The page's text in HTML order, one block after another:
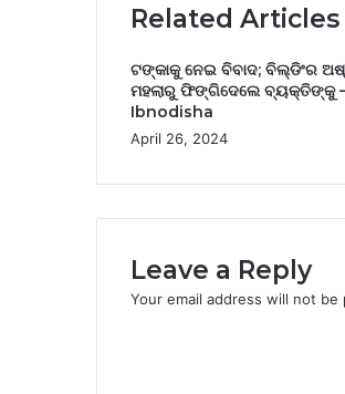
Related Articles
ଟଙ୍କାକୁ ନେଇ ବିବାଦ; ବିଲ୍ଡିଂର
ମହଲାରୁ ଫିଙ୍ଗିଦେଲେ ବ୍ୟକ୍ତିଙ୍କୁ
Ibnodisha
April 26, 2024
Leave a Reply
Your email address will not be